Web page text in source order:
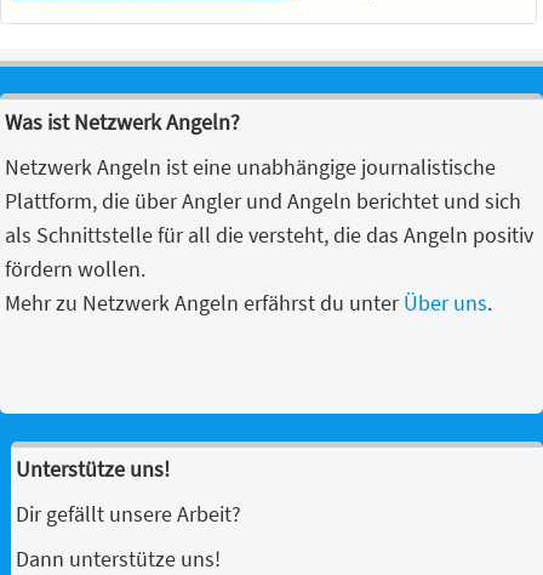
Was ist Netzwerk Angeln?
Netzwerk Angeln ist eine unabhängige journalistische
Plattform, die über Angler und Angeln berichtet und sich
als Schnittstelle für all die versteht, die das Angeln positiv
fördern wollen.
Mehr zu Netzwerk Angeln erfährst du unterÜber uns.
Unterstütze uns!
Dir gefällt unsere Arbeit?
Dann unterstütze uns!